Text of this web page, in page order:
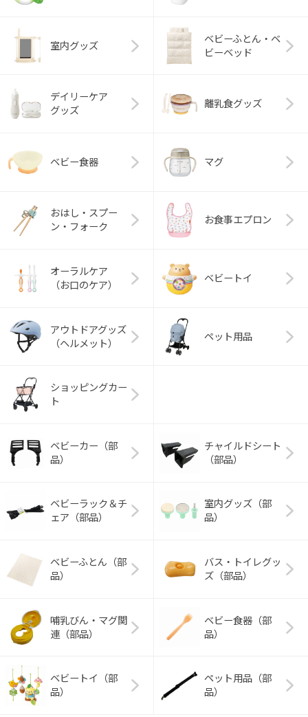
室内グッズ
ベビーふとん・ベ
ビーベッド
デイリーケア
グッズ
離乳食グッズ
ベビー食器 マグ
おはし・スプー
ン・フォーク
お食事エプロン
オーラルケア
（お口のケア）
ベビートイ
アウトドアグッズ
（ヘルメット）
ペット用品
ショッピングカー
ト
ベビーカー（部
品）
チャイルドシート
（部品）
ベビーラック＆チ
ェア（部品）
室内グッズ（部
品）
ベビーふとん（部
品）
バス・トイレグッ
ズ（部品）
哺乳びん・マグ関
連（部品）
ベビー食器（部
品）
ベビートイ（部
品）
ペット用品（部
品）